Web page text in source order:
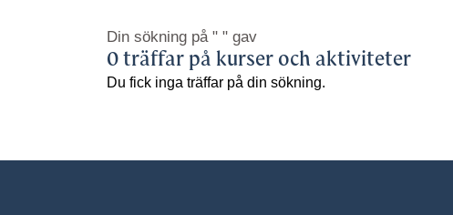
Din sökning på " " gav
0 träffar på kurser och aktiviteter
Du fick inga träffar på din sökning.